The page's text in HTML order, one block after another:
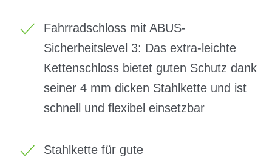
Fahrradschloss mit ABUS-
Sicherheitslevel 3: Das extra-leichte
Kettenschloss bietet guten Schutz dank
seiner 4 mm dicken Stahlkette und ist
schnell und flexibel einsetzbar
Stahlkette für gute